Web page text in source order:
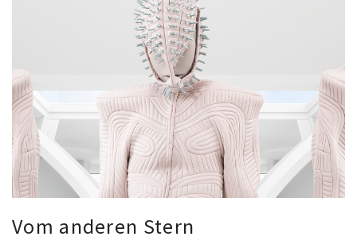
Vom anderen Stern